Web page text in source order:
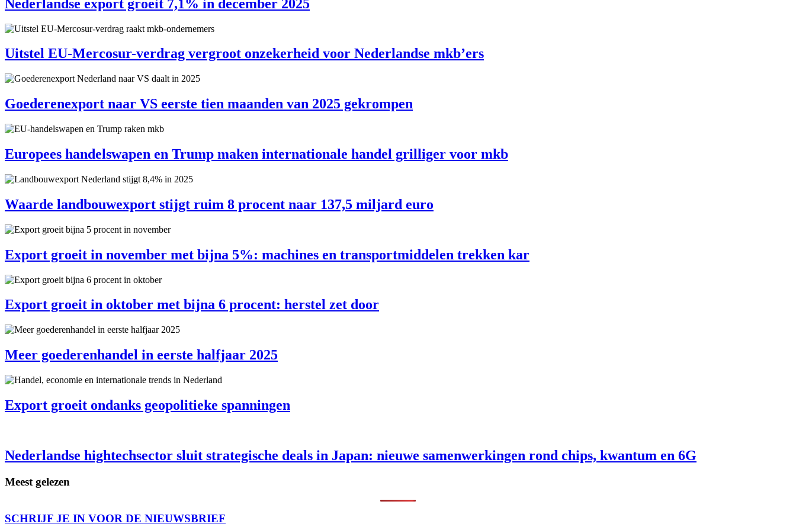
Nederlandse export groeit 7,1% in december 2025
Uitstel EU-Mercosur-verdrag vergroot onzekerheid voor Nederlandse mkb’ers
Goederenexport naar VS eerste tien maanden van 2025 gekrompen
Europees handelswapen en Trump maken internationale handel grilliger voor mkb
Waarde landbouwexport stijgt ruim 8 procent naar 137,5 miljard euro
Export groeit in november met bijna 5%: machines en transportmiddelen trekken kar
Export groeit in oktober met bijna 6 procent: herstel zet door
Meer goederenhandel in eerste halfjaar 2025
Export groeit ondanks geopolitieke spanningen
Nederlandse hightechsector sluit strategische deals in Japan: nieuwe samenwerkingen rond chips, kwantum en 6G
Meest gelezen
SCHRIJF JE IN VOOR DE NIEUWSBRIEF